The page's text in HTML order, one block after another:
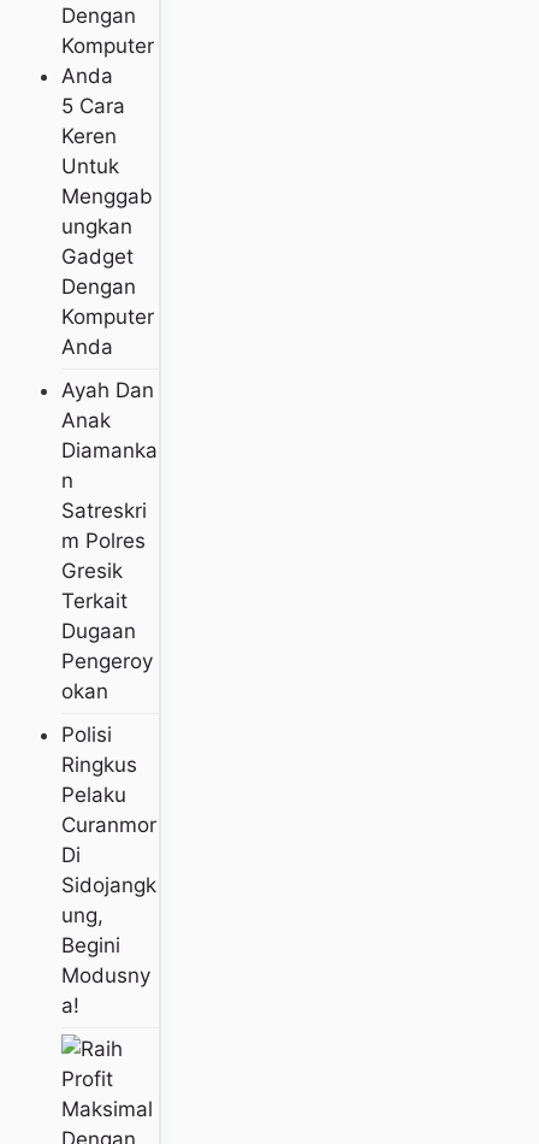
5 Cara
Keren
Untuk
Menggab
Ungkan
Gadget
Dengan
Komputer
Anda
Ayah Dan
Anak
Diamanka
N
Satreskri
M Polres
Gresik
Terkait
Dugaan
Pengeroy
Okan
Polisi
Ringkus
Pelaku
Curanmor
Di
Sidojangk
Ung,
Begini
Modusny
A!